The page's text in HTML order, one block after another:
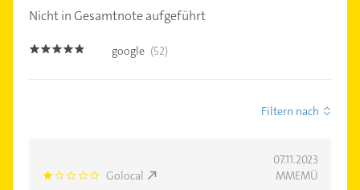
Nicht in Gesamtnote aufgeführt
4.7000003 google (52)
Filtern nach
07.11.2023
1.0 Golocal MMEMÜ